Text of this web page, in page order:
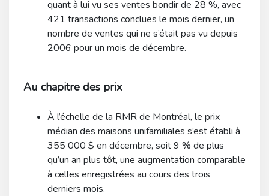
quant à lui vu ses ventes bondir de 28 %, avec
421 transactions conclues le mois dernier, un
nombre de ventes qui ne s’était pas vu depuis
2006 pour un mois de décembre.
Au chapitre des prix
À l’échelle de la RMR de Montréal, le prix
médian des maisons unifamiliales s’est établi à
355 000 $ en décembre, soit 9 % de plus
qu’un an plus tôt, une augmentation comparable
à celles enregistrées au cours des trois
derniers mois.